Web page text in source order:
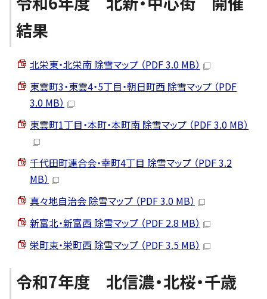
結果
北栄東・北栄南 除雪マップ （PDF 3.0 MB）
東雲町3・東雲4・5丁目・朝日町西 除雪マップ （PDF
3.0 MB）
東雲町1丁目・本町・本町南 除雪マップ （PDF 3.0 MB）
千代田町連合会・幸町4丁目 除雪マップ （PDF 3.2
MB）
真々地自治会 除雪マップ （PDF 3.0 MB）
新富北・新富西 除雪マップ （PDF 2.8 MB）
栄町東・栄町西 除雪マップ （PDF 3.5 MB）
令和7年度 北信濃・北桜・千歳